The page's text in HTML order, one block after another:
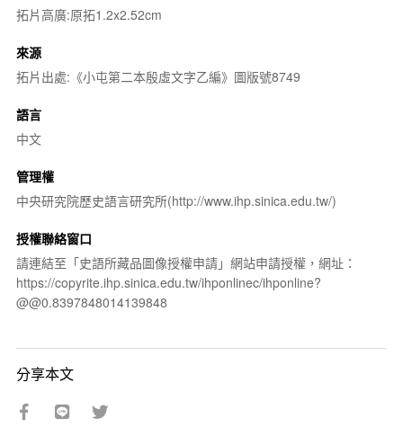
拓片高廣:原拓1.2x2.52cm
來源
拓片出處:《小屯第二本殷虛文字乙編》圖版號8749
語言
中文
管理權
中央研究院歷史語言研究所(http://www.ihp.sinica.edu.tw/)
授權聯絡窗口
請連結至「史語所藏品圖像授權申請」網站申請授權，網址：
https://copyrite.ihp.sinica.edu.tw/ihponlinec/ihponline?
@@0.8397848014139848
分享本文